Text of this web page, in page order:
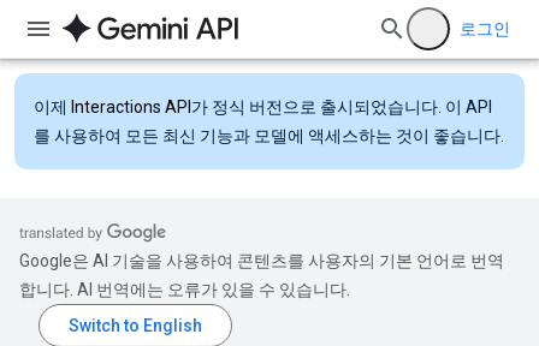
로그인
이제 Interactions API 가 정식 버전으로 출시되었습니다. 이 API
를 사용하여 모든 최신 기능과 모델에 액세스하는 것이 좋습니다.
Google은 AI 기술을 사용하여 콘텐츠를 사용자의 기본 언어로 번역
합니다. AI 번역에는 오류가 있을 수 있습니다.